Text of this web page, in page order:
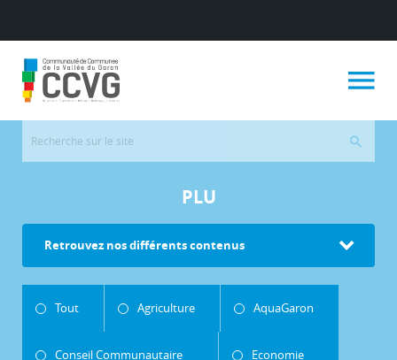
PLU
Retrouvez nos différents contenus
Tout Agriculture AquaGaron
Conseil Communautaire Economie